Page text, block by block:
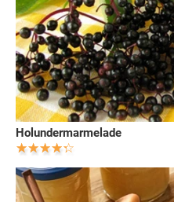
Holundermarmelade